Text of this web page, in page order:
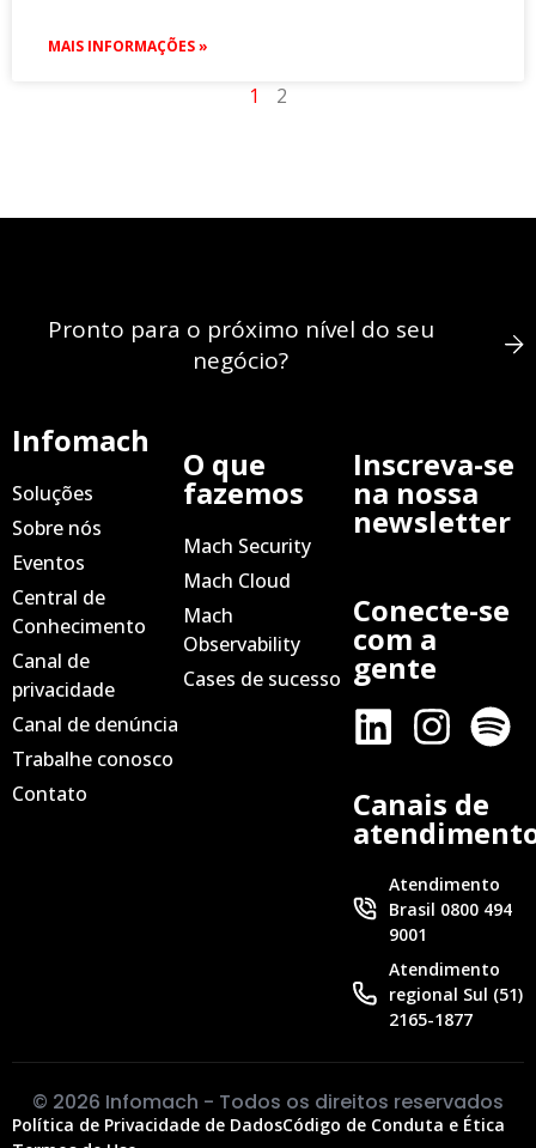
MAIS INFORMAÇÕES »
1 2
Pronto para o próximo nível do seu
negócio?
Infomach
Soluções
Sobre nós
Eventos
Central de
Conhecimento
Canal de
privacidade
Canal de denúncia
Trabalhe conosco
Contato
O que
fazemos
Mach Security
Mach Cloud
Mach
Observability
Cases de sucesso
Inscreva-se
na nossa
newsletter
Conecte-se
com a
gente
Canais de
Atendimento
Brasil 0800 494
9001
Atendimento
regional Sul (51)
2165-1877
© 2026 Infomach - Todos os direitos reservados
Política de Privacidade de DadosCódigo de Conduta e Ética